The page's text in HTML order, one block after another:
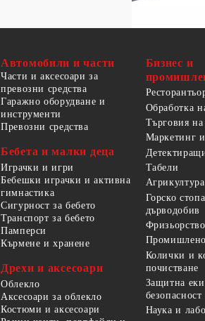
Автомобили и части
Части и аксесоари за
превозни средства
Гаражно оборудване и
инструменти
Превозни средства
Бебета и малки деца
Играчки и игри
Бебешки играчки и активна
гимнастика
Сигурност за бебето
Транспорт за бебето
Памперси
Кърмене и хранене
Дрехи и аксесоари
Облекло
Аксесоари за облекло
Костюми и аксесоари
Бизнес и
Обработка
Търговия
Маркетинг
Табели
Агрикултура
Горско
дърводобив
Колички и
почистване
Защитна
Наука и